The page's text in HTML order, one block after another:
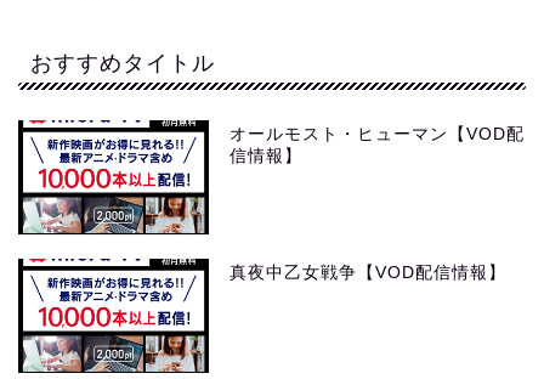
おすすめタイトル
オールモスト・ヒューマン【VOD配
信情報】
真夜中乙女戦争【VOD配信情報】